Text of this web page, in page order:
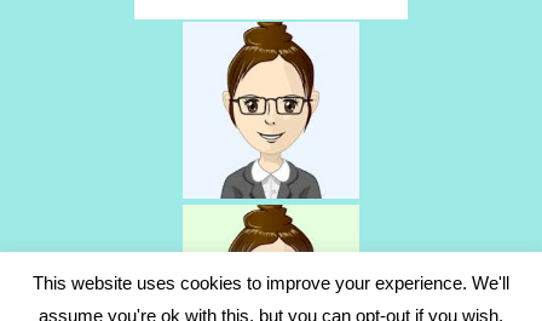
This website uses cookies to improve your experience. We'll
assume you're ok with this, but you can opt-out if you wish.